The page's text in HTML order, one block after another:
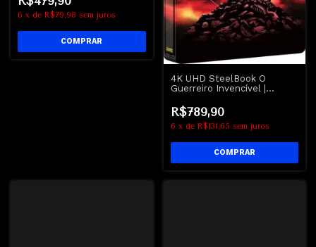
6 x de R$79,98 sem juros
4K UHD SteelBook O
Guerreiro Invencível |
- Lacrado
R$789,90
6 x de R$131,65 sem juros